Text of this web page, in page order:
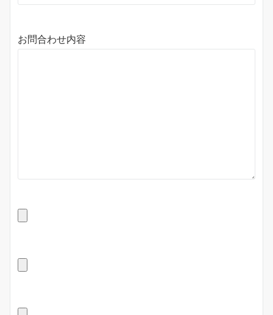
お問合わせ内容